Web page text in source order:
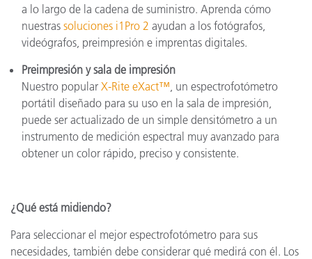
a lo largo de la cadena de suministro. Aprenda cómo
nuestras soluciones i1Pro 2 ayudan a los fotógrafos,
videógrafos, preimpresión e imprentas digitales.
Preimpresión y sala de impresión
Nuestro popular X-Rite eXact™, un espectrofotómetro
portátil diseñado para su uso en la sala de impresión,
puede ser actualizado de un simple densitómetro a un
instrumento de medición espectral muy avanzado para
obtener un color rápido, preciso y consistente.
¿Qué está midiendo?
Para seleccionar el mejor espectrofotómetro para sus
necesidades, también debe considerar qué medirá con él. Los